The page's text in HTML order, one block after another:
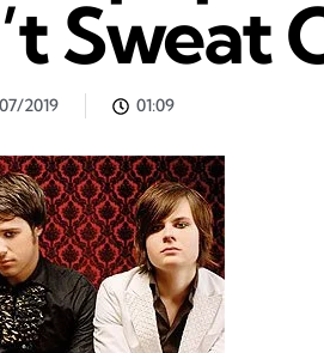
Sweat
2019 01:09